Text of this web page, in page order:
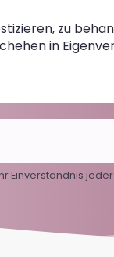
zu
in
Einverständnis